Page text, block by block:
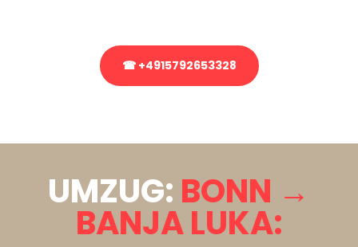
☎ +4915792653328
UMZUG: BONN →
BANJA LUKA: